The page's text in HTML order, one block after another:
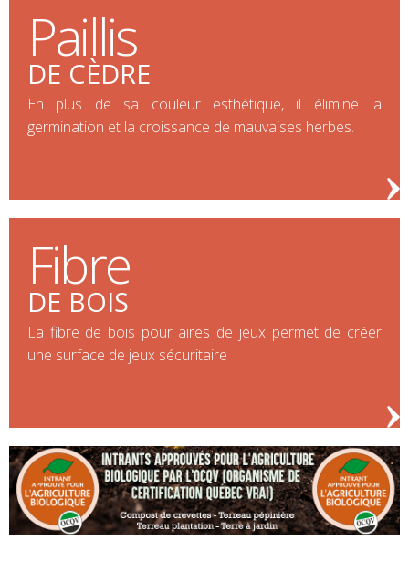
Paillis
DE CÈDRE
En plus de sa couleur esthétique, il élimine la
germination et la croissance de mauvaises herbes.
Fibre
DE BOIS
La fibre de bois pour aires de jeux permet de créer
une surface de jeux sécuritaire